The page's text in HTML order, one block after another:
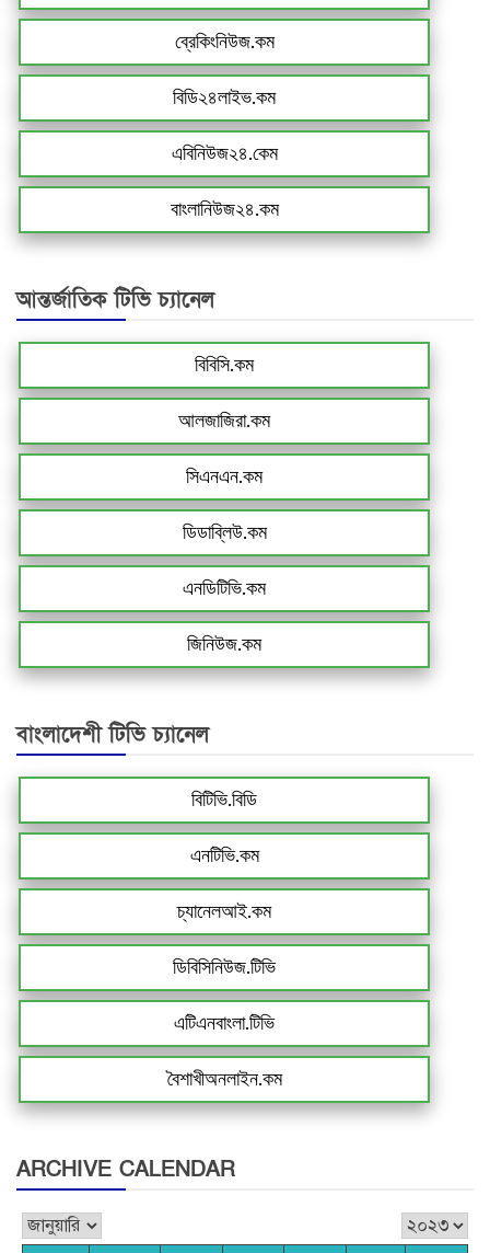
ব্রেকিংনিউজ.কম
বিডি২৪লাইভ.কম
এবিনিউজ২৪.কেম
বাংলানিউজ২৪.কম
আন্তর্জাতিক টিভি চ্যানেল
বিবিসি.কম
আলজাজিরা.কম
সিএনএন.কম
ডিডাব্লিউ.কম
এনডিটিভি.কম
জিনিউজ.কম
বাংলাদেশী টিভি চ্যানেল
বিটিভি.বিডি
এনটিভি.কম
চ্যানেলআই.কম
ডিবিসিনিউজ.টিভি
এটিএনবাংলা.টিভি
বৈশাখীঅনলাইন.কম
ARCHIVE CALENDAR